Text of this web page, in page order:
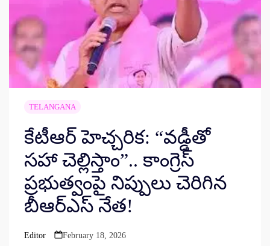
TELANGANA
కేటీఆర్ హెచ్చరిక: “వడ్డీతో
సహా చెల్లిస్తాం”.. కాంగ్రెస్
ప్రభుత్వంపై నిప్పులు చెరిగిన
బీఆర్ఎస్ నేత!
Posted
Editor February 18, 2026